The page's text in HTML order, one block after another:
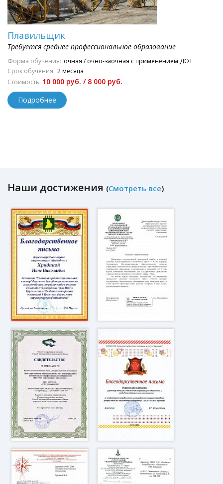
Плавильщик
Требуется среднее профессиональное образование
Форма обучения: очная / очно-заочная с применением ДОТ
Срок обучения: 2 месяца
Стоимость: 10 000 руб. / 8 000 руб.
Подробнее
Наши достижения (Смотреть все)